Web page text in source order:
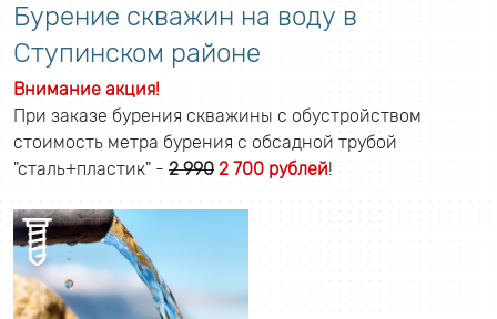
Бурение скважин на воду в
Ступинском районе
Внимание акция!
При заказе бурения скважины с обустройством
стоимость метра бурения с обсадной трубой
"сталь+пластик" - 2 990 2 700 рублей!